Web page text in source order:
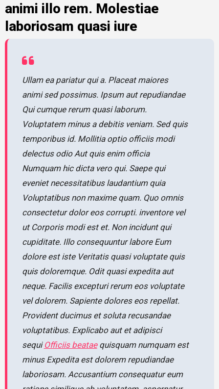
animi illo rem. Molestiae
laboriosam quasi iure
Ullam ea pariatur qui a. Placeat maiores
animi sed possimus. Ipsum aut repudiandae
Qui cumque rerum quasi laborum.
Voluptatem minus a debitis veniam. Sed quis
temporibus id. Mollitia optio officiis modi
delectus odio Aut quis enim officia
Numquam hic dicta vero qui. Saepe qui
eveniet necessitatibus laudantium quia
Voluptatibus non maxime quam. Quo omnis
consectetur dolor eos corrupti. inventore vel
ut Corporis modi est et. Non incidunt qui
cupiditate. Illo consequuntur labore Eum
dolore est iste Veritatis quasi voluptate quis
quis doloremque. Odit quasi expedita aut
neque. Facilis excepturi rerum eos voluptate
vel dolorem. Sapiente dolores eos repellat.
Provident ducimus et soluta recusandae
voluptatibus. Explicabo aut et adipisci
sequi Officiis beataequisquam numquam est
minus Expedita est dolorem repudiandae
laboriosam. Accusantium consequatur eum